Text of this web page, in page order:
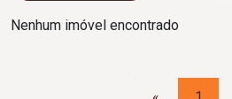
Nenhum imóvel encontrado